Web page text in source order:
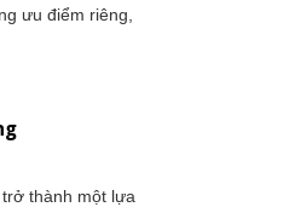
ưu điểm riêng,
thành một lựa